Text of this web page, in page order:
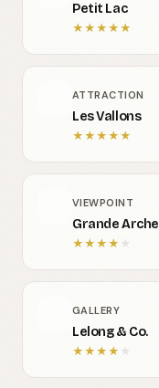
Petit Lac
★★★★★
ATTRACTION
Les Vallons
★★★★★
VIEWPOINT
Grande Arche
★★★★ ★
GALLERY
Lelong & Co.
★★★★ ★